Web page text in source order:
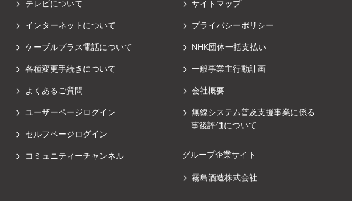
テレビについて
インターネットについて
ケーブルプラス電話について
各種変更手続きについて
よくあるご質問
ユーザーページログイン
セルフページログイン
コミュニティーチャンネル
サイトマップ
プライバシーポリシー
NHK団体一括支払い
一般事業主行動計画
会社概要
無線システム普及支援事業に係る
事後評価について
グループ企業サイト
霧島酒造株式会社